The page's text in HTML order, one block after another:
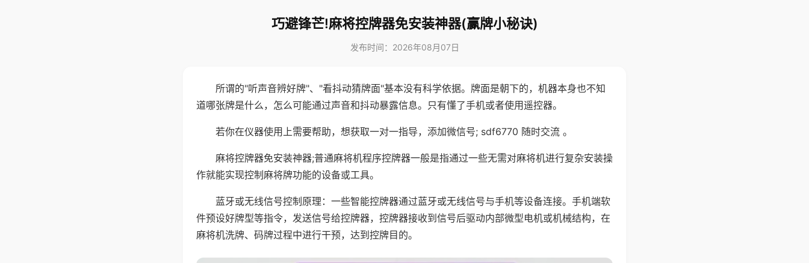
巧避锋芒!麻将控牌器免安装神器(赢牌小秘诀)
发布时间：2026年08月07日
所谓的"听声音辨好牌"、"看抖动猜牌面"基本没有科学依据。牌面是朝下的，机器本身也不知
道哪张牌是什么，怎么可能通过声音和抖动暴露信息。只有懂了手机或者使用遥控器。
若你在仪器使用上需要帮助，想获取一对一指导，添加微信号; sdf6770 随时交流 。
麻将控牌器免安装神器;普通麻将机程序控牌器一般是指通过一些无需对麻将机进行复杂安装操
作就能实现控制麻将牌功能的设备或工具。
蓝牙或无线信号控制原理：一些智能控牌器通过蓝牙或无线信号与手机等设备连接。手机端软
件预设好牌型等指令，发送信号给控牌器，控牌器接收到信号后驱动内部微型电机或机械结构，在
麻将机洗牌、码牌过程中进行干预，达到控牌目的。